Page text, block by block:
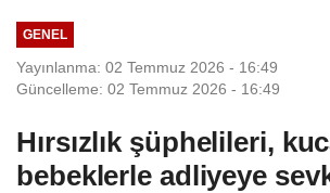
GENEL
Yayınlanma: 02 Temmuz 2026 - 16:49
Güncelleme: 02 Temmuz 2026 - 16:49
Hırsızlık şüphelileri,
bebeklerle adliyeye